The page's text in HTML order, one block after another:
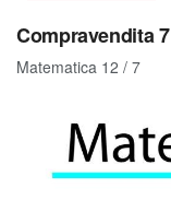
Compravendita 7
Matematica 12 / 7